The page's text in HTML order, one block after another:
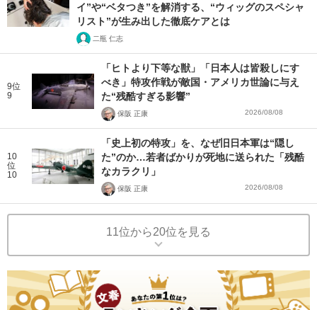
イ”や“ベタつき”を解消する、“ウィッグのスペシャ
リスト”が生み出した徹底ケアとは
二瓶 仁志
9位
9
「ヒトより下等な獣」「日本人は皆殺しにす
べき」特攻作戦が敵国・アメリカ世論に与え
た“残酷すぎる影響”
保阪 正康 2026/08/08
10
位
10
「史上初の特攻」を、なぜ旧日本軍は“隠し
た”のか…若者ばかりが死地に送られた「残酷
なカラクリ」
保阪 正康 2026/08/08
11位から20位を見る